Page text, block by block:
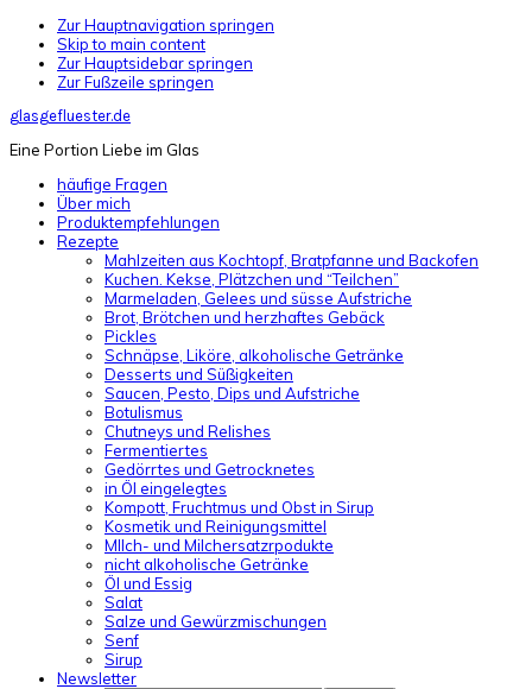
Zur Hauptnavigation springen
Skip to main content
Zur Hauptsidebar springen
Zur Fußzeile springen
glasgefluester.de
Eine Portion Liebe im Glas
häufige Fragen
Über mich
Produktempfehlungen
Rezepte
Mahlzeiten aus Kochtopf, Bratpfanne und Backofen
Kuchen. Kekse, Plätzchen und “Teilchen”
Marmeladen, Gelees und süsse Aufstriche
Brot, Brötchen und herzhaftes Gebäck
Pickles
Schnäpse, Liköre, alkoholische Getränke
Desserts und Süßigkeiten
Saucen, Pesto, Dips und Aufstriche
Botulismus
Chutneys und Relishes
Fermentiertes
Gedörrtes und Getrocknetes
in Öl eingelegtes
Kompott, Fruchtmus und Obst in Sirup
Kosmetik und Reinigungsmittel
MIlch- und Milchersatzrpodukte
nicht alkoholische Getränke
Öl und Essig
Salat
Salze und Gewürzmischungen
Senf
Sirup
Newsletter